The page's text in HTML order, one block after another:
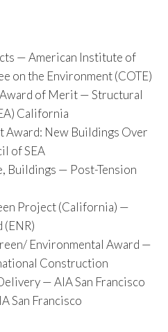
— American Institute of
on the Environment (COTE)
of Merit — Structural
California
New Buildings Over
of SEA
Buildings — Post-Tension
Project (California) —
(ENR)
Environmental Award —
Construction
— AIA San Francisco
San Francisco